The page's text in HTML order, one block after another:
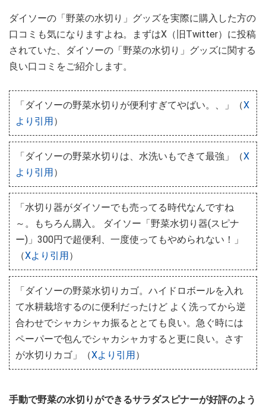
ダイソーの「野菜の水切り」グッズを実際に購入した方の
口コミも気になりますよね。まずはX（旧Twitter）に投稿
されていた、ダイソーの「野菜の水切り」グッズに関する
良い口コミをご紹介します。
「ダイソーの野菜水切りが便利すぎてやばい。、」（X
より引用）
「ダイソーの野菜水切りは、水洗いもできて最強」（X
より引用）
「水切り器がダイソーでも売ってる時代なんですね
～。もちろん購入。 ダイソー「野菜水切り器(スピナ
ー)」300円で超便利、一度使ってもやめられない！」
（Xより引用）
「ダイソーの野菜水切りカゴ。ハイドロボールを入れ
て水耕栽培するのに便利だったけど よく洗ってから逆
合わせでシャカシャカ振るととても良い。急ぐ時には
ペーパーで包んでシャカシャカすると更に良い。さす
が水切りカゴ」（Xより引用）
手動で野菜の水切りができるサラダスピナーが好評のよう